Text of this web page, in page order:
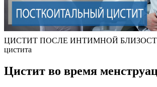
ЦИСТИТ ПОСЛЕ ИНТИМНОЙ БЛИЗОСТИ
цистита
Цистит во время